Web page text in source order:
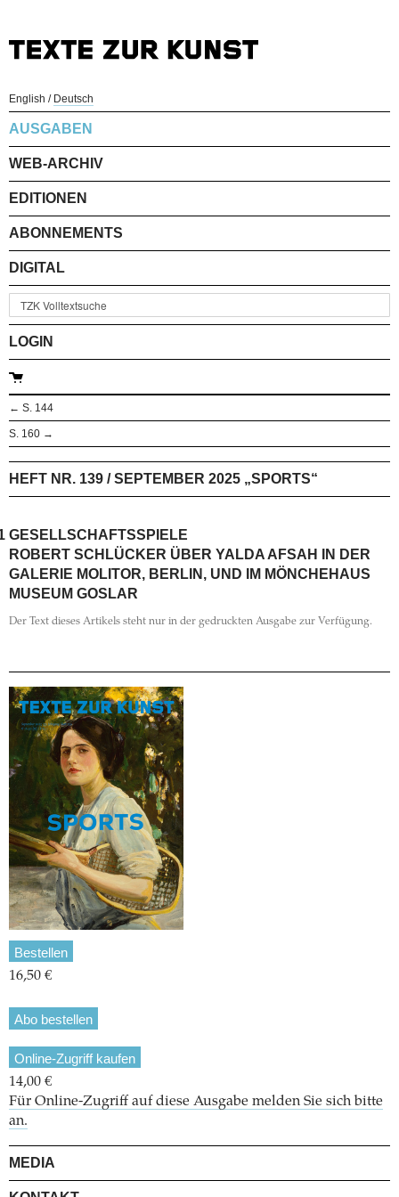
English / Deutsch
AUSGABEN
WEB-ARCHIV
EDITIONEN
ABONNEMENTS
DIGITAL
LOGIN
← S. 144
S. 160 →
HEFT NR. 139 / SEPTEMBER 2025 „SPORTS“
GESELLSCHAFTSSPIELE
ROBERT SCHLÜCKER ÜBER YALDA AFSAH IN DER
GALERIE MOLITOR, BERLIN, UND IM ­MÖNCHEHAUS
MUSEUM GOSLAR
Der Text dieses Artikels steht nur in der gedruckten Ausgabe zur Verfügung.
Bestellen
16,50 €
Abo bestellen
Online-Zugriff kaufen
14,00 €
Für Online-Zugriff auf diese Ausgabe melden Sie sich bitte
an.
MEDIA